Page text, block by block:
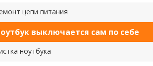
цепи питания
выключается сам по себе
ноутбука